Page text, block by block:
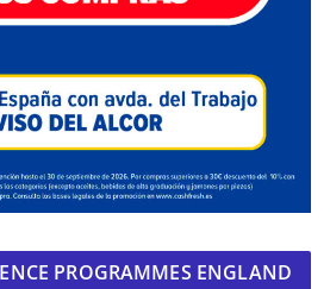
PROGRAMMES ENGLAND